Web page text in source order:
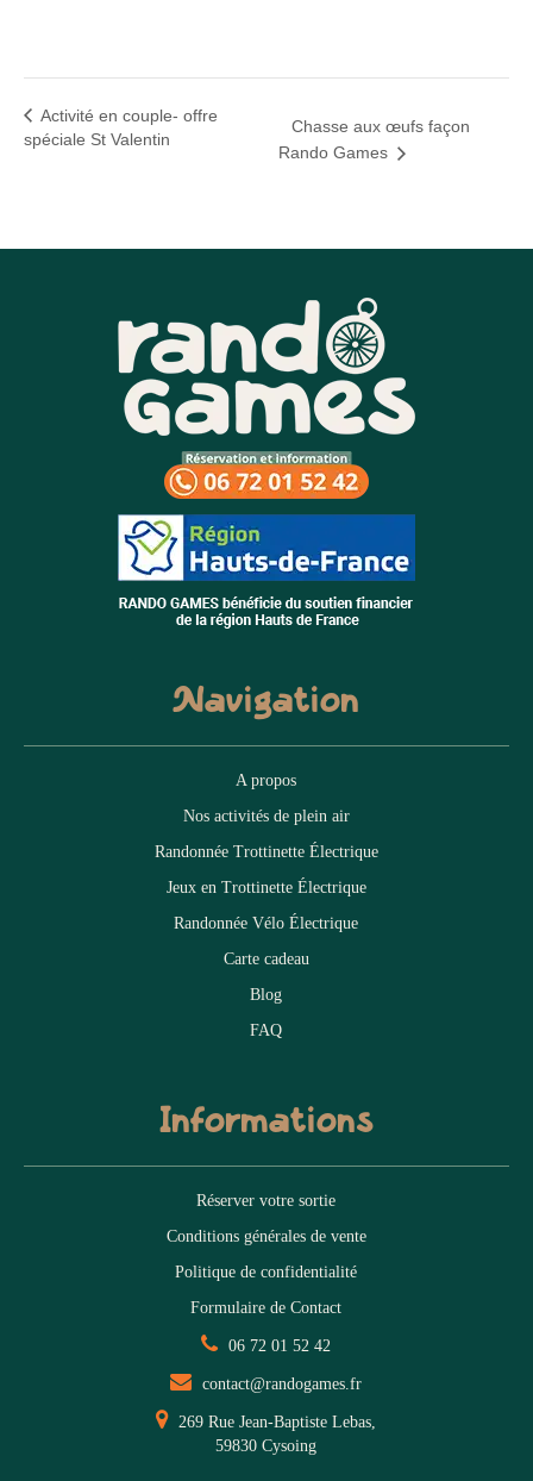
Activité en couple- offre
spéciale St Valentin
Chasse aux œufs façon
Rando Games
Navigation
A propos
Nos activités de plein air
Randonnée Trottinette Électrique
Jeux en Trottinette Électrique
Randonnée Vélo Électrique
Carte cadeau
Blog
FAQ
Informations
Réserver votre sortie
Conditions générales de vente
Politique de confidentialité
Formulaire de Contact
06 72 01 52 42
contact@randogames.fr
269 Rue Jean-Baptiste Lebas,
59830 Cysoing